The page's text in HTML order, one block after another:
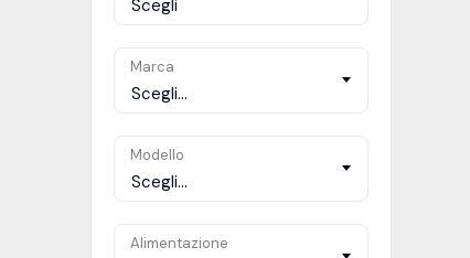
Scegli
Marca
Scegli...
Modello
Scegli...
Alimentazione